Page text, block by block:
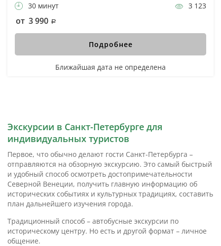
30 минут
3 123
от 3 990
Подробнее
Ближайшая дата не определена
Экскурсии в Санкт-Петербурге для
индивидуальных туристов
Первое, что обычно делают гости Санкт-Петербурга –
отправляются на обзорную экскурсию. Это самый быстрый
и удобный способ осмотреть достопримечательности
Северной Венеции, получить главную информацию об
исторических событиях и культурных традициях, составить
план дальнейшего изучения города.
Традиционный способ – автобусные экскурсии по
историческому центру. Но есть и другой формат – личное
общение.